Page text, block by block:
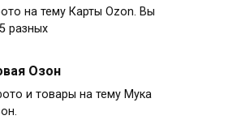
на тему Карты Ozon. Вы
разных
Озон
и товары на тему Мука